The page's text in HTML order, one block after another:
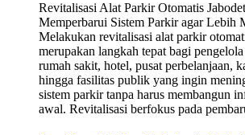
Revitalisasi Alat Parkir Otomatis
Memperbarui Sistem Parkir agar Lebih
Melakukan revitalisasi alat parkir
merupakan langkah tepat bagi
rumah sakit, hotel, pusat perbelanjaan,
hingga fasilitas publik yang ingin
sistem parkir tanpa harus membangun
awal. Revitalisasi berfokus pada